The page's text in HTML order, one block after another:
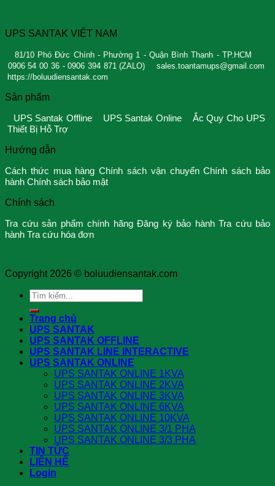
UPS SANTAK VIỆT NAM
81/10 Phó Đức Chính - Phường 1 - Quận Bình Thạnh - TP.HCM
0906 54 00 36 - 0906 394 871 (ZALO)
sales.toantamups@gmail.com
https://boluudiensantak.com
Sản phẩm
UPS Santak Offline UPS Santak Online
Ắc Quy Cho UPS
Thiết Bị Hỗ Trợ
Hướng dẫn
Cách thức mua hàngChính sách vận chuyểnChính sách bảo
hành Chính sách bảo mật
Chính sách
Tra cứu sản phẩm chính hãng Đăng ký bảo hành Tra cứu bảo
hành Tra cứu hóa đơn
Copyright 2026 © boluudiensantak.com
Search
for:
Trang chủ
UPS SANTAK
UPS SANTAK OFFLINE
UPS SANTAK LINE INTERACTIVE
UPS SANTAK ONLINE
UPS SANTAK ONLINE 1KVA
UPS SANTAK ONLINE 2KVA
UPS SANTAK ONLINE 3KVA
UPS SANTAK ONLINE 6KVA
UPS SANTAK ONLINE 10KVA
UPS SANTAK ONLINE 3/1 PHA
UPS SANTAK ONLINE 3/3 PHA
TIN TỨC
LIÊN HỆ
Login